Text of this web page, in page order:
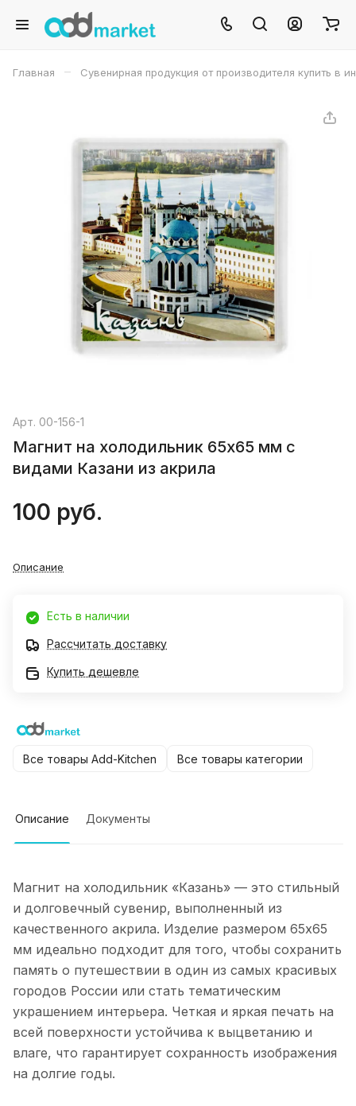
Главная – Сувенирная продукция от производителя купить в
Арт. 00-156-1
Магнит на холодильник 65х65 мм с
видами Казани из акрила
100 руб.
Описание
Есть в наличии
Рассчитать доставку
Купить дешевле
Все товары Add-Kitchen Все товары категории
Описание Документы
Магнит на холодильник «Казань» — это стильный
и долговечный сувенир, выполненный из
качественного акрила. Изделие размером 65х65
мм идеально подходит для того, чтобы сохранить
память о путешествии в один из самых красивых
городов России или стать тематическим
украшением интерьера. Четкая и яркая печать на
всей поверхности устойчива к выцветанию и
влаге, что гарантирует сохранность изображения
на долгие годы.